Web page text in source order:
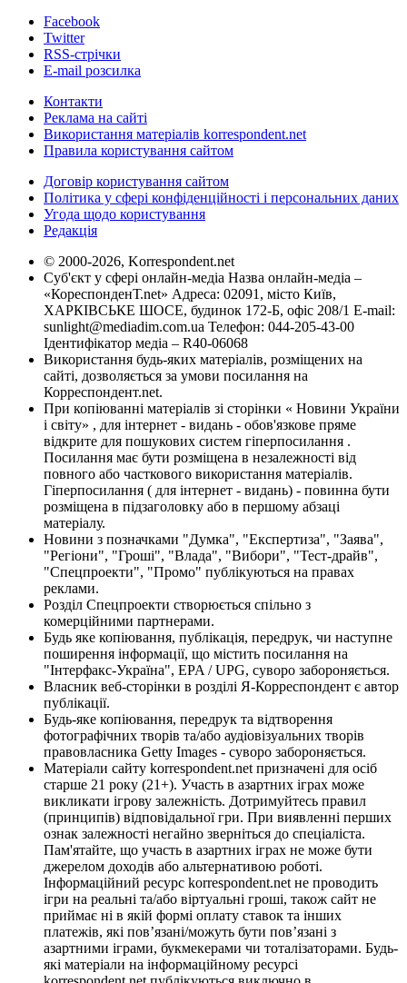
Facebook
Twitter
RSS-стрічки
E-mail розсилка
Контакти
Реклама на сайті
Використання матеріалів korrespondent.net
Правила користування сайтом
Договір користування сайтом
Політика у сфері конфіденційності і персональних даних
Угода щодо користування
Редакція
© 2000-2026, Korrespondent.net
Суб'єкт у сфері онлайн-медіа Назва онлайн-медіа –
«КореспонденТ.net» Адреса: 02091, місто Київ,
ХАРКІВСЬКЕ ШОСЕ, будинок 172-Б, офіс 208/1 E-mail:
sunlight@mediadim.com.ua Телефон: 044-205-43-00
Ідентифікатор медіа – R40-06068
Використання будь-яких матеріалів, розміщених на
сайті, дозволяється за умови посилання на
Корреспондент.net.
При копіюванні матеріалів зі сторінки « Новини України
і світу» , для інтернет - видань - обов'язкове пряме
відкрите для пошукових систем гіперпосилання .
Посилання має бути розміщена в незалежності від
повного або часткового використання матеріалів.
Гіперпосилання ( для інтернет - видань) - повинна бути
розміщена в підзаголовку або в першому абзаці
матеріалу.
Новини з позначками "Думка", "Експертиза", "Заява",
"Регіони", "Гроші", "Влада", "Вибори", "Тест-драйв",
"Спецпроекти", "Промо" публікуються на правах
реклами.
Розділ Спецпроекти створюється спільно з
комерційними партнерами.
Будь яке копіювання, публікація, передрук, чи наступне
поширення інформації, що містить посилання на
"Інтерфакс-Україна", EPA / UPG, суворо забороняється.
Власник веб-сторінки в розділі Я-Корреспондент є автор
публікації.
Будь-яке копіювання, передрук та відтворення
фотографічних творів та/або аудіовізуальних творів
правовласника Getty Images - суворо забороняється.
Матеріали сайту korrespondent.net призначені для осіб
старше 21 року (21+). Участь в азартних іграх може
викликати ігрову залежність. Дотримуйтесь правил
(принципів) відповідальної гри. При виявленні перших
ознак залежності негайно зверніться до спеціаліста.
Пам'ятайте, що участь в азартних іграх не може бути
джерелом доходів або альтернативою роботі.
Інформаційний ресурс korrespondent.net не проводить
ігри на реальні та/або віртуальні гроші, також сайт не
приймає ні в якій формі оплату ставок та інших
платежів, які пов’язані/можуть бути пов’язані з
азартними іграми, букмекерами чи тоталізаторами. Будь-
які матеріали на інформаційному ресурсі